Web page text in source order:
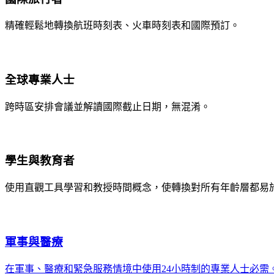
精確輕鬆地轉換航班時刻表、火車時刻表和國際預訂。
全球專業人士
跨時區安排會議並解讀國際截止日期，無混淆。
學生與教育者
使用直觀工具學習和教授時間概念，使轉換對所有年齡層都易
軍事與醫療
在軍事、醫療和緊急服務情境中使用24小時制的專業人士必需